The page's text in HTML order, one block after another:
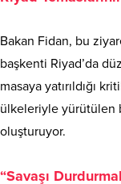
Bakan Fidan, bu
başkenti Riyad’da
masaya yatırıldığı
ülkeleriyle yürütülen
oluşturuyor.
“Savaşı